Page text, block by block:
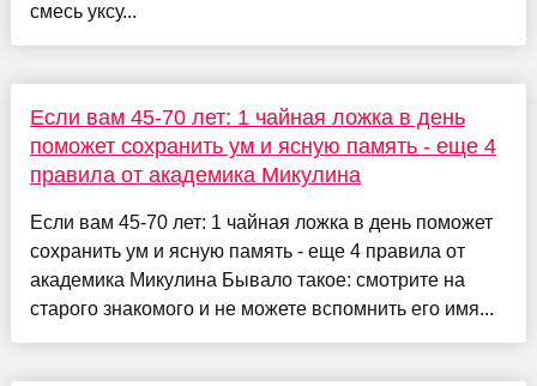
смесь уксу...
Если вам 45-70 лет: 1 чайная ложка в день
поможет сохранить ум и ясную память - еще 4
правила от академика Микулина
Если вам 45-70 лет: 1 чайная ложка в день поможет
сохранить ум и ясную память - еще 4 правила от
академика Микулина Бывало такое: смотрите на
старого знакомого и не можете вспомнить его имя...